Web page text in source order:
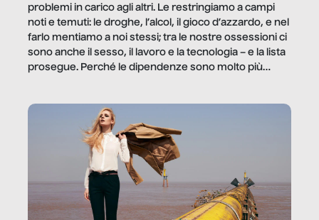
problemi in carico agli altri. Le restringiamo a campi
noti e temuti: le droghe, l’alcol, il gioco d’azzardo, e nel
farlo mentiamo a noi stessi; tra le nostre ossessioni ci
sono anche il sesso, il lavoro e la tecnologia – e la lista
prosegue. Perché le dipendenze sono molto più
trae un guadagno. In questo reportage vediamo
quale e come.